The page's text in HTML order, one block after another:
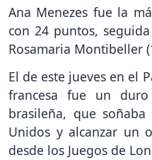
Ana Menezes fue la
con 24 puntos,
Rosamaria Montibeller
El de este jueves en el
francesa fue un
brasileña, que
Unidos y alcanzar un
desde los Juegos de